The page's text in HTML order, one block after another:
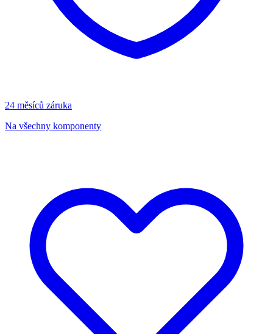
24 měsíců záruka
Na všechny komponenty